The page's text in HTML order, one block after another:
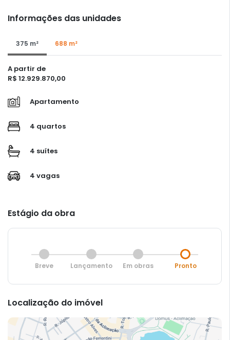
Informações das unidades
375 m² 688 m²
A partir de
R$ 12.929.870,00
Apartamento
4 quartos
4 suítes
4 vagas
Estágio da obra
Breve Lançamento Em obras Pronto
Localização do imóvel